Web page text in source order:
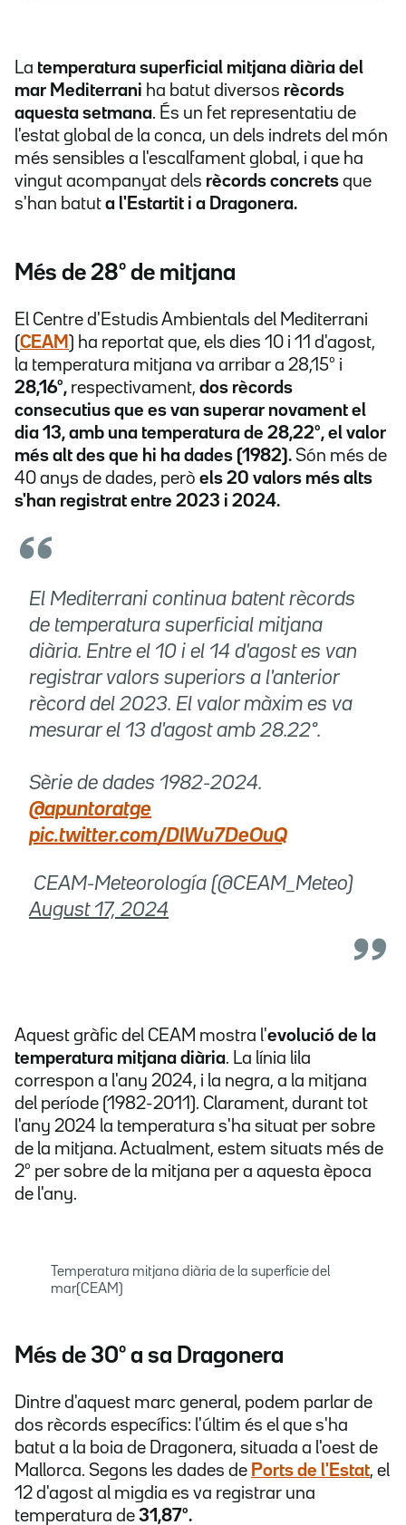
La temperatura superficial mitjana diària del
mar Mediterrani ha batut diversos rècords
aquesta setmana. És un fet representatiu de
l'estat global de la conca, un dels indrets del món
més sensibles a l'escalfament global, i que ha
vingut acompanyat dels rècords concrets que
s'han batut a l'Estartit i a Dragonera.
Més de 28º de mitjana
El Centre d'Estudis Ambientals del Mediterrani
(CEAM ) ha reportat que, els dies 10 i 11 d'agost,
la temperatura mitjana va arribar a 28,15º i
28,16º, respectivament, dos rècords
consecutius que es van superar novament el
dia 13, amb una temperatura de 28,22º, el valor
més alt des que hi ha dades (1982). Són més de
40 anys de dades, però els 20 valors més alts
s'han registrat entre 2023 i 2024.
El Mediterrani continua batent rècords
de temperatura superficial mitjana
diària. Entre el 10 i el 14 d'agost es van
registrar valors superiors a l'anterior
rècord del 2023. El valor màxim es va
mesurar el 13 d'agost amb 28.22°.
Sèrie de dades 1982-2024.
@apuntoratge
pic.twitter.com/DlWu7DeOuQ
 CEAM-Meteorología (@CEAM_Meteo)
August 17, 2024
Aquest gràfic del CEAM mostra l'evolució de la
temperatura mitjana diària. La línia lila
correspon a l'any 2024, i la negra, a la mitjana
del període (1982-2011). Clarament, durant tot
l'any 2024 la temperatura s'ha situat per sobre
de la mitjana. Actualment, estem situats més de
2º per sobre de la mitjana per a aquesta època
de l'any.
Temperatura mitjana diària de la superfície del
mar(CEAM)
Més de 30º a sa Dragonera
Dintre d'aquest marc general, podem parlar de
dos rècords específics: l'últim és el que s'ha
batut a la boia de Dragonera, situada a l'oest de
Mallorca. Segons les dades de Ports de l'Estat, el
12 d'agost al migdia es va registrar una
temperatura de 31,87º.